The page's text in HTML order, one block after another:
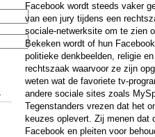
Facebook wordt steeds vaker
van een jury tijdens een
sociale-netwerksite om te zien
Bekeken wordt of hun
politieke denkbeelden, religie
rechtszaak waarvoor ze zijn
weten wat de favoriete tv-
andere sociale sites zoals
Tegenstanders vrezen dat het
keuzes oplevert. Zij menen dat
Facebook en pleiten voor